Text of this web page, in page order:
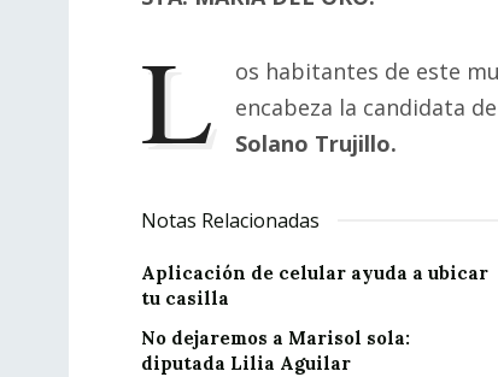
L
os habitantes de este
encabeza la candidata
Solano Trujillo.
Notas Relacionadas
Aplicación de celular ayuda a ubicar
tu casilla
No dejaremos a Marisol sola:
diputada Lilia Aguilar